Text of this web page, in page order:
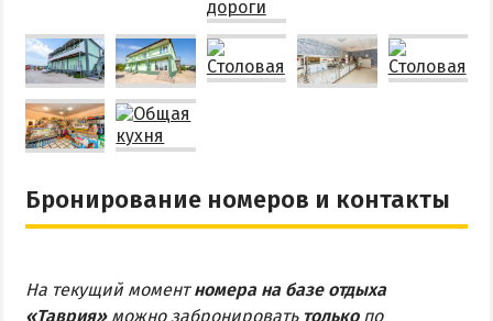
Бронирование номеров и контакты
На текущий моментномера на базе отдыха
«Таврия»можно забронировать толькопо